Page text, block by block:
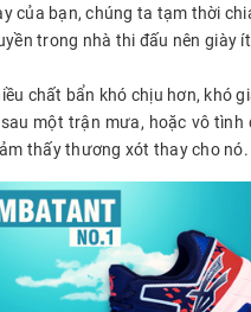
của bạn, chúng ta tạm thời
trong nhà thi đấu nên giày
chất bẩn khó chịu hơn, khó
một trận mưa, hoặc vô
thấy thương xót thay cho nó.